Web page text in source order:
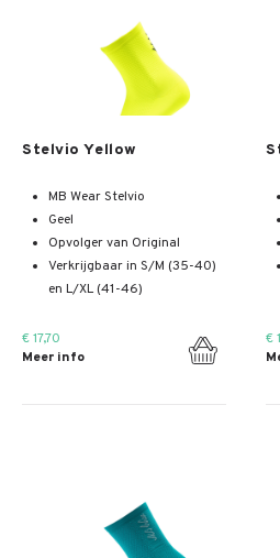
Stelvio Yellow
MB Wear Stelvio
Geel
Opvolger van Original
Verkrijgbaar in S/M (35-40)
en L/XL (41-46)
€ 17,70
Meer info
€